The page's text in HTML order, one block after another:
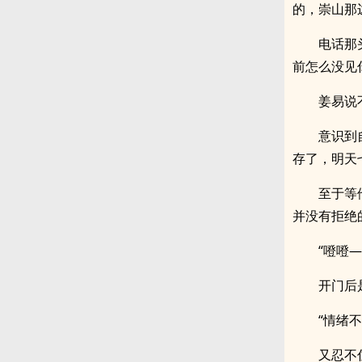
的，崇山那
电话那
前怎么没见
姜易说
意识到
存了，明天
至于等
并没有拒绝
“噔噔
开门后
“情绪
又忍